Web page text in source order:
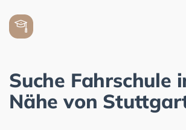
Suche Fahrschule
Nähe von